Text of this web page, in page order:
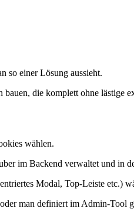
so einer Lösung aussieht.
die komplett ohne lästige
wählen.
im Backend verwaltet und in
Modal, Top-Leiste etc.)
man definiert im Admin-Tool